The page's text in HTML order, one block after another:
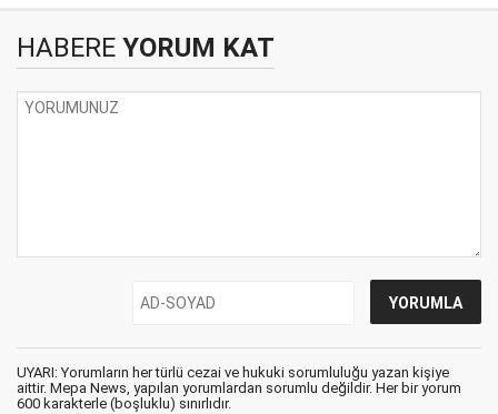
HABERE YORUM KAT
UYARI: Yorumların her türlü cezai ve hukuki sorumluluğu yazan kişiye
aittir. Mepa News, yapılan yorumlardan sorumlu değildir. Her bir yorum
600 karakterle (boşluklu) sınırlıdır.